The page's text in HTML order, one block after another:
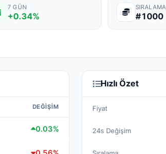
7 GÜN
+0.34%
SIRALAMA
#1000
DEĞIŞIM
0.03%
Hızlı Özet
Fiyat
24s Değişim